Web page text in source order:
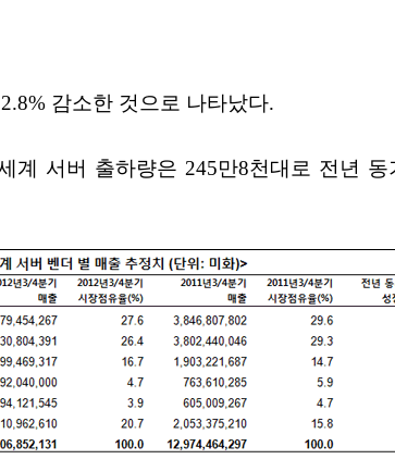
감소한 것으로 나타났다.
계 서버 출하량은 245만8천대로 전년